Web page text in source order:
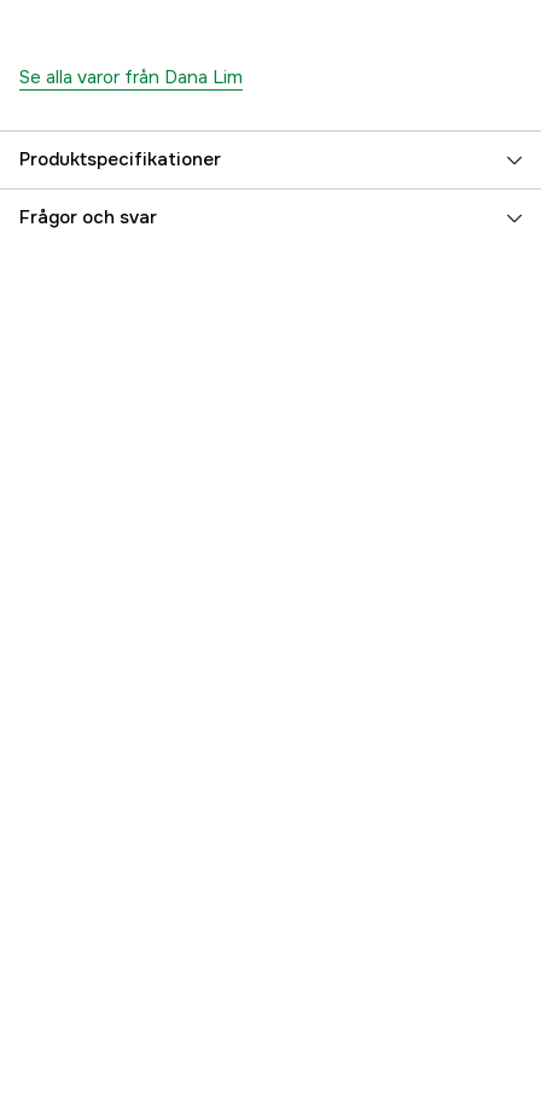
Se alla varor från Dana Lim
Produktspecifikationer
Referensnummer 3000002429
Frågor och svar